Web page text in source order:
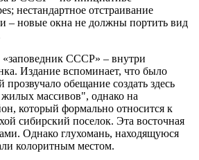
нестандартное отстраивание
– новые окна не должны портить вид
«заповедник СССР» – внутри
Издание вспоминает, что было
прозвучало обещание создать здесь
массивов", однако на
который формально относится к
сибирский поселок. Эта восточная
Однако глухомань, находящуюся
колоритным местом.